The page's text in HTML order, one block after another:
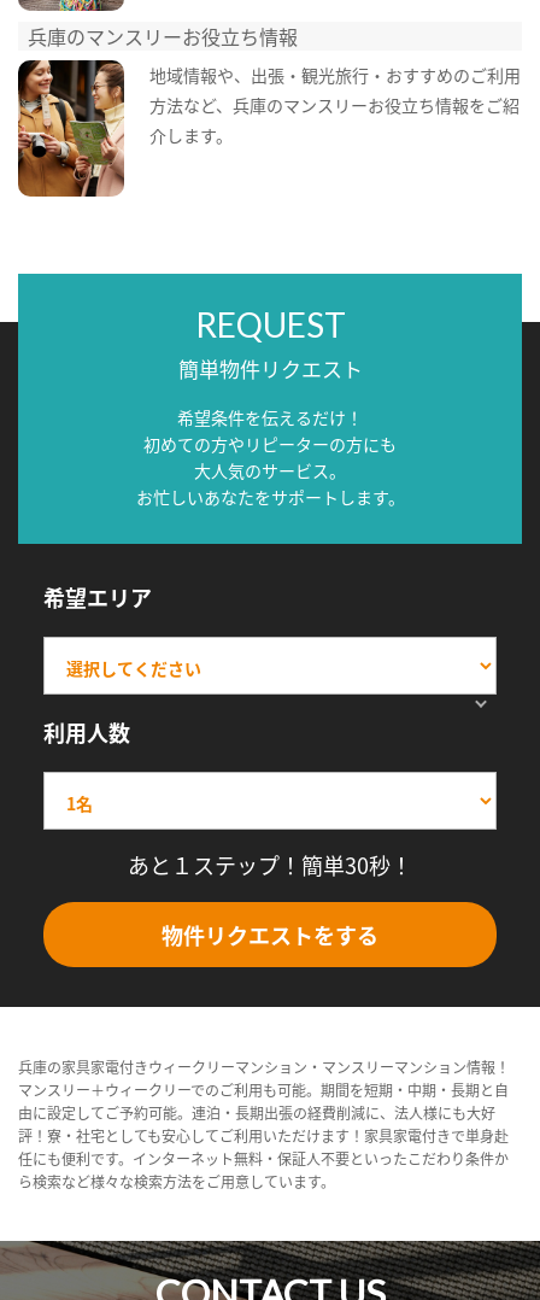
兵庫のマンスリーお役立ち情報
地域情報や、出張・観光旅行・おすすめのご利用
方法など、兵庫のマンスリーお役立ち情報をご紹
介します。
REQUEST
簡単物件リクエスト
希望条件を伝えるだけ！
初めての方やリピーターの方にも
大人気のサービス。
お忙しいあなたをサポートします。
希望エリア
利用人数
あと１ステップ！簡単30秒！
物件リクエストをする
兵庫の家具家電付きウィークリーマンション・マンスリーマンション情報！
マンスリー＋ウィークリーでのご利用も可能。期間を短期・中期・長期と自
由に設定してご予約可能。連泊・長期出張の経費削減に、法人様にも大好
評！寮・社宅としても安心してご利用いただけます！家具家電付きで単身赴
任にも便利です。インターネット無料・保証人不要といったこだわり条件か
ら検索など様々な検索方法をご用意しています。